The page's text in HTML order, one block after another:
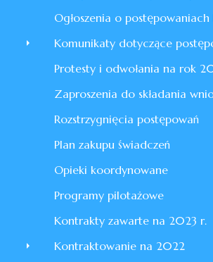
Ogłoszenia o
Komunikaty dotyczące
Protesty i odwołania na rok
Zaproszenia do składania
Rozstrzygnięcia postępowań
Plan zakupu świadczeń
Opieki koordynowane
Programy pilotażowe
Kontrakty zawarte na 2023 r.
Kontraktowanie na 2022